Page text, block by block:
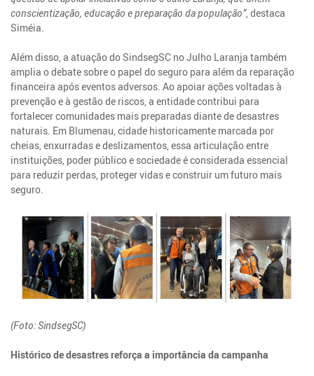
conscientização, educação e preparação da população”, destaca
Siméia.
Além disso, a atuação do SindsegSC no Julho Laranja também
amplia o debate sobre o papel do seguro para além da reparação
financeira após eventos adversos. Ao apoiar ações voltadas à
prevenção e à gestão de riscos, a entidade contribui para
fortalecer comunidades mais preparadas diante de desastres
naturais. Em Blumenau, cidade historicamente marcada por
cheias, enxurradas e deslizamentos, essa articulação entre
instituições, poder público e sociedade é considerada essencial
para reduzir perdas, proteger vidas e construir um futuro mais
seguro.
(Foto: SindsegSC)
Histórico de desastres reforça a importância da campanha